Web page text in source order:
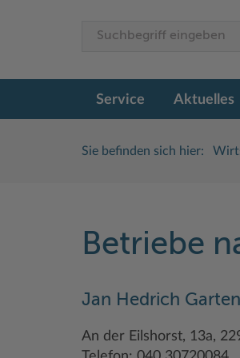
Service Aktuelles
Sie befinden sich hier:
Betriebe
Jan Hedrich
An der Eilshorst, 13a,